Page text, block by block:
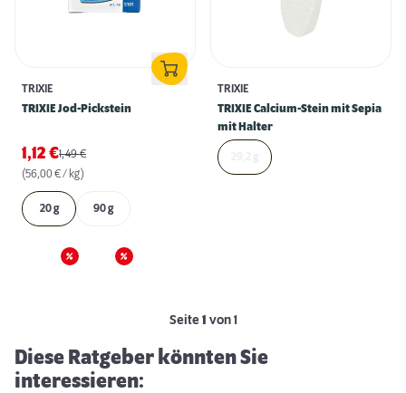
TRIXIE
TRIXIE Jod-Pickstein
1,12 €1,49€
(56,00 € / kg)
20 g 90 g
TRIXIE
TRIXIE Calcium-Stein mit Sepia
mit Halter
Seite1 von 1
Diese Ratgeber könnten Sie
interessieren: